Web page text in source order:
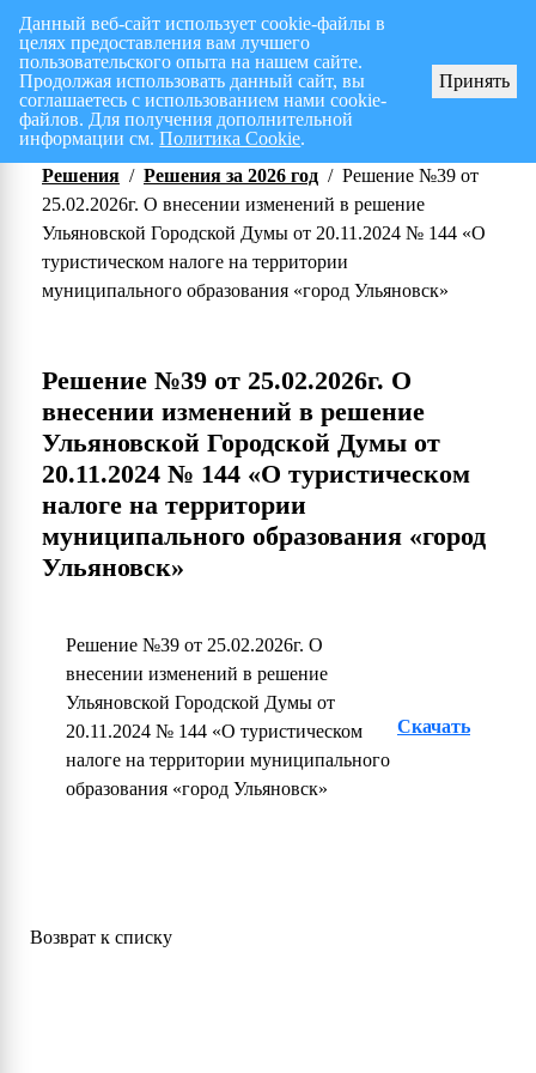
Перспективный план работ на I полугодие 2026 г.
Решения / Решения за 2026 год / Решение №39 от
25.02.2026г. О внесении изменений в решение
Ульяновской Городской Думы от 20.11.2024 № 144 «О
туристическом налоге на территории
муниципального образования «город Ульяновск»
Решение №39 от 25.02.2026г. О
внесении изменений в решение
Ульяновской Городской Думы от
20.11.2024 № 144 «О туристическом
налоге на территории
муниципального образования «город
Ульяновск»
Решение №39 от 25.02.2026г. О
внесении изменений в решение
Ульяновской Городской Думы от
20.11.2024 № 144 «О туристическом
налоге на территории муниципального
образования «город Ульяновск»
Скачать
Возврат к списку
Данный веб-сайт использует cookie-файлы в
целях предоставления вам лучшего
пользовательского опыта на нашем сайте.
Продолжая использовать данный сайт, вы
соглашаетесь с использованием нами cookie-
файлов. Для получения дополнительной
информации см.Политика Cookie.
Принять